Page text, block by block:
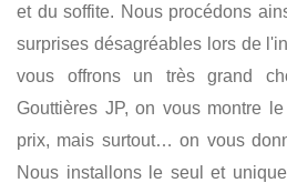
et du soffite. Nous procédons
surprises désagréables lors de
vous offrons un très grand
Gouttières JP, on vous montre
prix, mais surtout… on vous
Nous installons le seul et